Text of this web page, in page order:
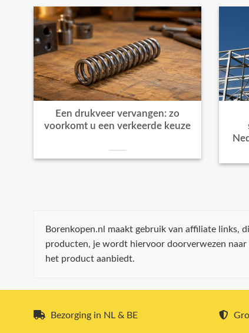
Een drukveer vervangen: zo
voorkomt u een verkeerde keuze
Borenkopen.nl maakt gebruik van affiliate links,
producten, je wordt hiervoor doorverwezen
het product aanbiedt.
Bezorging in NL & BE